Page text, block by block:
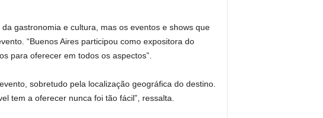
gastronomia e cultura, mas os eventos e shows que
“Buenos Aires participou como expositora do
para oferecer em todos os aspectos”.
sobretudo pela localização geográfica do destino.
tem a oferecer nunca foi tão fácil”, ressalta.